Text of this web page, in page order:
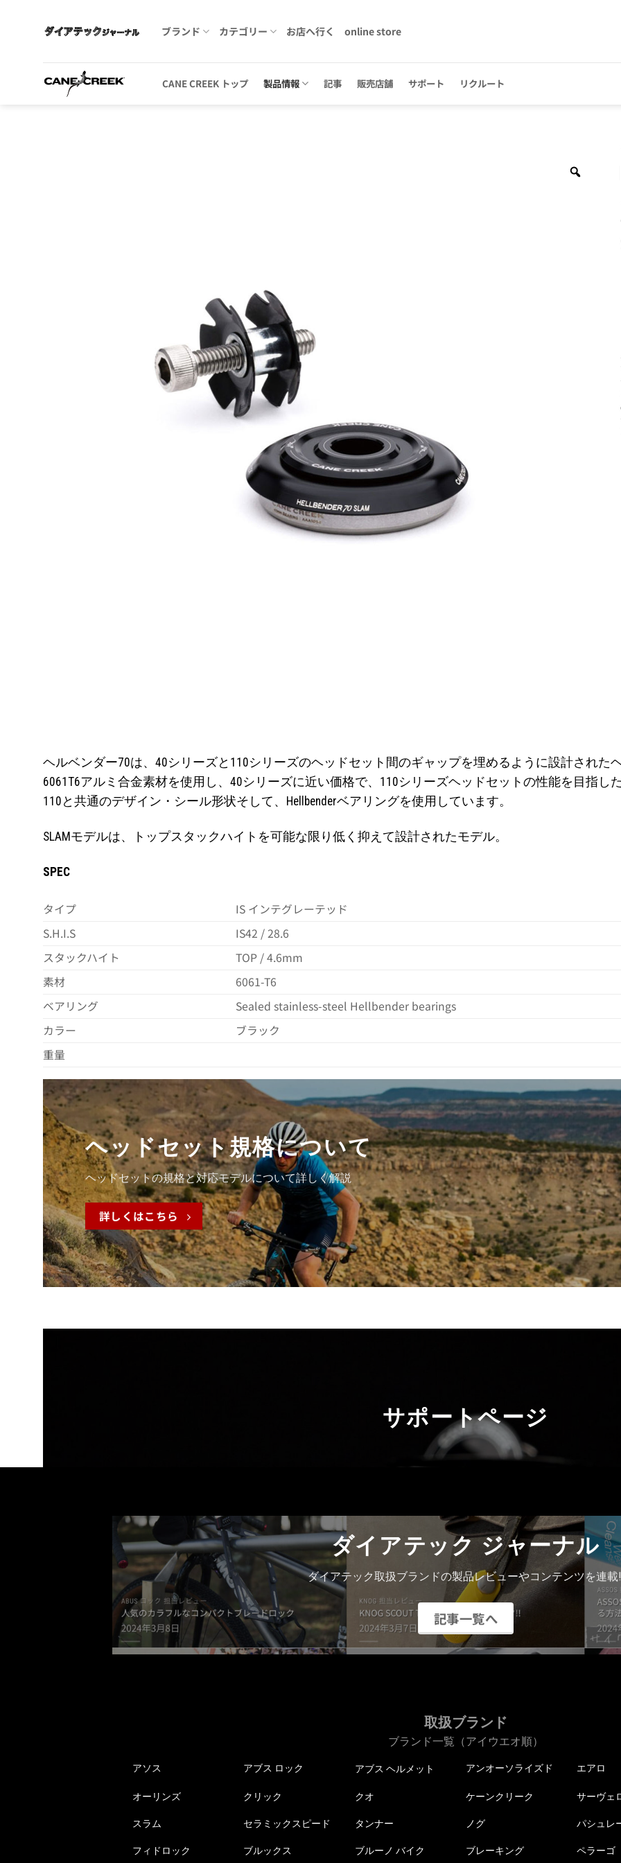
ブランド カテゴリー お店へ行く online store
CANE CREEK トップ 製品情報 記事 販売店舗 サポート リクルート
ヘルベンダー70は、40シリーズと110シリーズのヘッドセット間のギャップを埋めるように設計された
6061T6アルミ合金素材を使用し、40シリーズに近い価格で、110シリーズヘッドセットの性能を目指し
110と共通のデザイン・シール形状そして、Hellbenderベアリングを使用しています。
SLAMモデルは、トップスタックハイトを可能な限り低く抑えて設計されたモデル。
SPEC
タイプ
IS インテグレーテッド
S.H.I.S
IS42 / 28.6
スタックハイト
TOP / 4.6mm
素材
6061-T6
ベアリング
Sealed stainless-steel Hellbender bearings
カラー
ブラック
重量
ヘッドセット規格について
ヘッドセットの規格と対応モデルについて詳しく解説
詳しくはこちら
サポートページ
ダイアテック ジャーナル
ダイアテック取扱ブランドの製品レビューやコンテンツを連載
記事一覧へ
取扱ブランド
ブランド一覧（アイウエオ順）
アソス アブス ロック アブス ヘルメット アンオーソライズド エアロ
オーリンズ クリック クオ ケーンクリーク サーヴェ
スラム セラミックスピード タンナー ノグ パシュレ
フィドロック ブルックス ブルーノ バイク ブレーキング ペラーゴ